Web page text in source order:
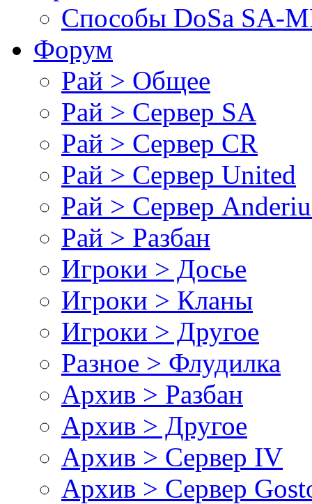
Cпособы DoSа SA-
Форум
Рай > Общее
Рай > Сервер SA
Рай > Сервер CR
Рай > Сервер United
Рай > Сервер
Рай > Разбан
Игроки > Досье
Игроки > Кланы
Игроки > Другое
Разное > Флудилка
Архив > Разбан
Архив > Другое
Архив > Сервер IV
Архив > Сервер